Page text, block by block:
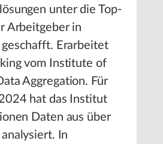
unter die Top-
Arbeitgeber in
Erarbeitet
vom Institute of
Aggregation. Für
hat das Institut
Daten aus über
In